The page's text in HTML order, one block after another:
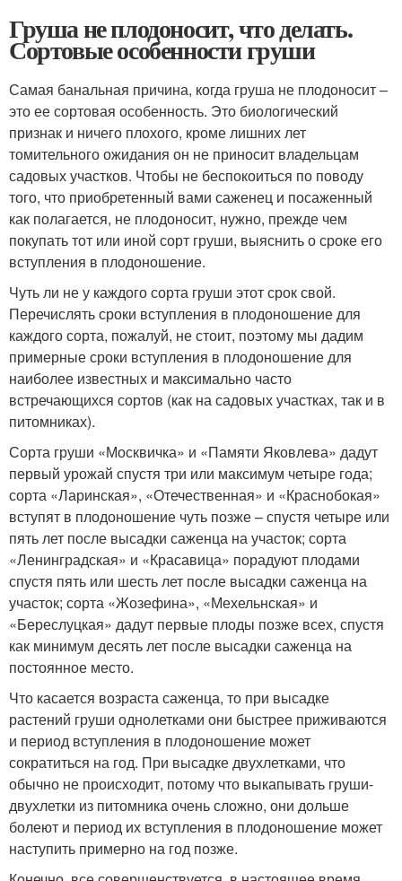
Груша не плодоносит, что делать.
Сортовые особенности груши
Самая банальная причина, когда груша не плодоносит –
это ее сортовая особенность. Это биологический
признак и ничего плохого, кроме лишних лет
томительного ожидания он не приносит владельцам
садовых участков. Чтобы не беспокоиться по поводу
того, что приобретенный вами саженец и посаженный
как полагается, не плодоносит, нужно, прежде чем
покупать тот или иной сорт груши, выяснить о сроке его
вступления в плодоношение.
Чуть ли не у каждого сорта груши этот срок свой.
Перечислять сроки вступления в плодоношение для
каждого сорта, пожалуй, не стоит, поэтому мы дадим
примерные сроки вступления в плодоношение для
наиболее известных и максимально часто
встречающихся сортов (как на садовых участках, так и в
питомниках).
Сорта груши «Москвичка» и «Памяти Яковлева» дадут
первый урожай спустя три или максимум четыре года;
сорта «Ларинская», «Отечественная» и «Краснобокая»
вступят в плодоношение чуть позже – спустя четыре или
пять лет после высадки саженца на участок; сорта
«Ленинградская» и «Красавица» порадуют плодами
спустя пять или шесть лет после высадки саженца на
участок; сорта «Жозефина», «Мехельнская» и
«Береслуцкая» дадут первые плоды позже всех, спустя
как минимум десять лет после высадки саженца на
постоянное место.
Что касается возраста саженца, то при высадке
растений груши однолетками они быстрее приживаются
и период вступления в плодоношение может
сократиться на год. При высадке двухлетками, что
обычно не происходит, потому что выкапывать груши-
двухлетки из питомника очень сложно, они дольше
болеют и период их вступления в плодоношение может
наступить примерно на год позже.